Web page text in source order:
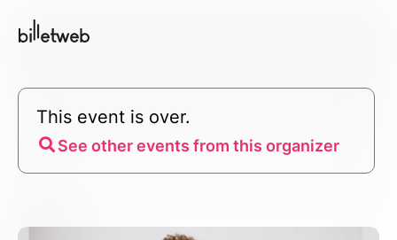
This event is over.
See other events from this organizer